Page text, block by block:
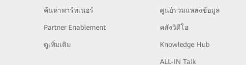
ค้นหาพาร์ทเนอร์
Partner Enablement
ดูเพิ่มเติม
ศูนย์รวมแหล่งข้อมูล
คลังวิดีโอ
Knowledge Hub
ALL-IN Talk